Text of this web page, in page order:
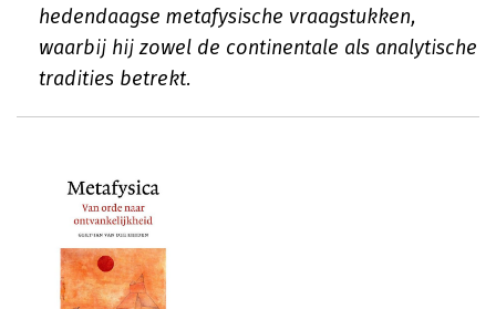
hedendaagse metafysische vraagstukken,
waarbij hij zowel de continentale als analytische
tradities betrekt.